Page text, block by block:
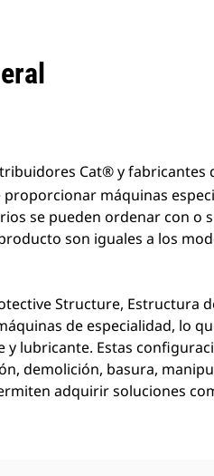
Cat®y fabricantes
máquinas
se pueden ordenar con o
son iguales a los
Structure, Estructura
de especialidad, lo
lubricante. Estas
demolición, basura,
adquirir soluciones